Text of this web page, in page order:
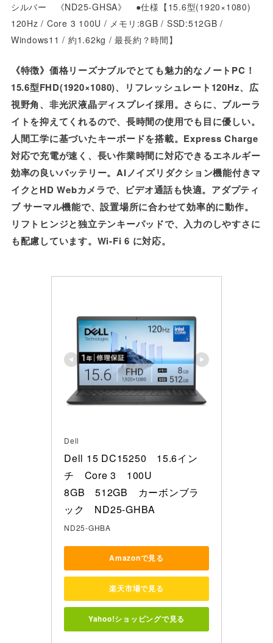
シルバー 《ND25-GHSA》 ●仕様【15.6型(1920×1080)
120Hz / Core 3 100U / メモリ:8GB / SSD:512GB /
Windows11 / 約1.62kg / 最長約？時間】
《特徴》価格リーズナブルでとても魅力的なノートPC！
15.6型FHD(1920×1080)、リフレッシュレート120Hz、広
視野角、非光沢液晶ディスプレイ採用。さらに、ブルーラ
イトを抑えてくれるので、長時間の使用でも目に優しい。
人間工学に基づいたキーボードを搭載。Express Charge
対応で充電が速く、長い作業時間に対応できるエネルギー
効率の良いバッテリー。AIノイズリダクション機能付きマ
イクとHD Webカメラで、ビデオ通話も快適。アダプティ
ブ サーマル機能で、設置場所に合わせて効率的に動作。
リフトヒンジと独立テンキーパッドで、入力のしやすさに
も配慮しています。Wi-Fi 6 に対応。
Dell
Dell 15 DC15250　15.6イン
チ　Core 3　100U
8GB　512GB　カーボンブラ
ック　ND25-GHBA
ND25-GHBA
Amazonで見る
楽天市場で見る
Yahoo!ショッピングで見る